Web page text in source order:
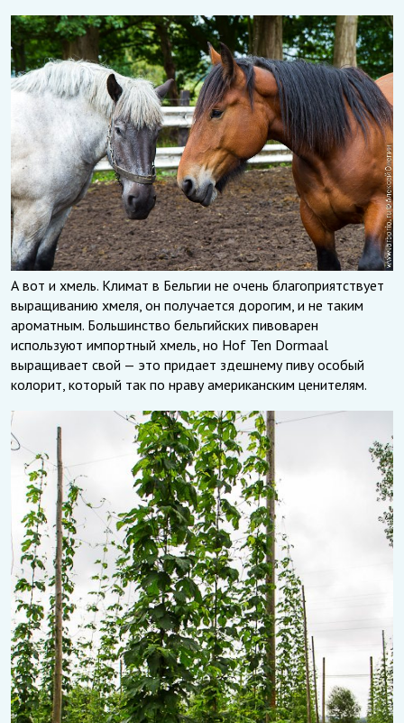
А вот и хмель. Климат в Бельгии не очень благоприятствует
выращиванию хмеля, он получается дорогим, и не таким
ароматным. Большинство бельгийских пивоварен
используют импортный хмель, но Hof Ten Dormaal
выращивает свой — это придает здешнему пиву особый
колорит, который так по нраву американским ценителям.